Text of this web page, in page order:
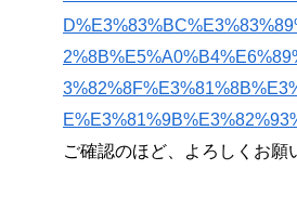
ご確認のほど、よろしくお願